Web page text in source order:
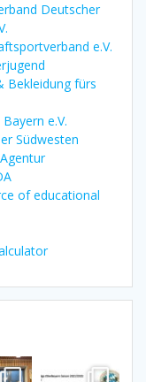
Deutscher
e.V.
Bekleidung fürs
e.V.
Südwesten
of educational